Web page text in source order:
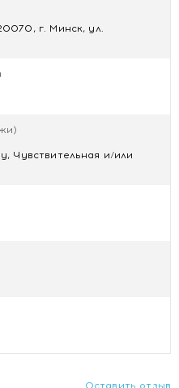
очищающий для
г. Минск, ул.
Чувствительная и/или
Оставить отзыв